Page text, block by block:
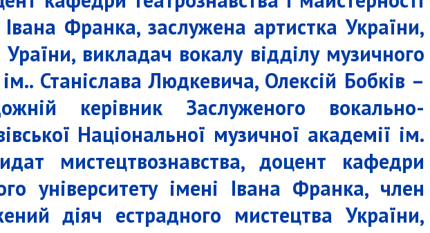
Франка, заслужена артистка України,
викладач вокалу відділу музичного
Станіслава Людкевича, Олексій Бобків –
керівник Заслуженого вокально-
Національної музичної академії ім.
мистецтвознавства, доцент кафедри
університету імені Івана Франка, член
діяч естрадного мистецтва України,